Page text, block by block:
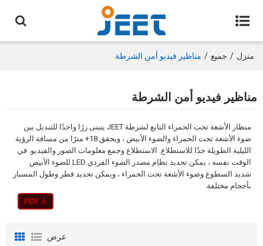
منزل / جميع / مناظير فيديو أمن الشرطة
مناظير فيديو أمن الشرطة
منظار الأشعة تحت الحمراء التابع لشرطة JEET يتبنى زرًا واحدًا للتبديل بين
ضوء الأشعة تحت الحمراء والضوء الأبيض ، ويحقق 18+ مترًا من مسافة الرؤية
الليلية الطويلة جدًا للاستطلاع. الاستطلاع وجمع معلومات الصور والفيديو. في
الوقت نفسه ، يمكن تحديد نظام مصدر الضوء الفردي LED للضوء الأبيض
شديد السطوع وضوء الأشعة تحت الحمراء ، ويمكن تحديد قطر وطول المسبار
بأحجام مختلفة.
عرض